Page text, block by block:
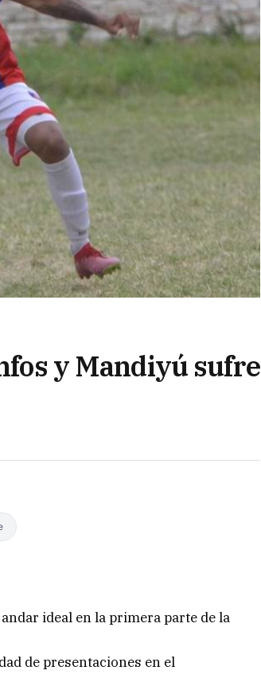
y Mandiyú sufre
ideal en la primera parte de la
de presentaciones en el